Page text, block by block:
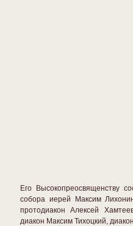
Его Высокопреосвященству
собора иерей Максим
протодиакон Алексей
диакон Максим Тихоцкий,